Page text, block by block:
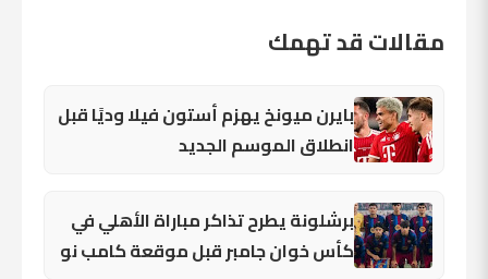
مقالات قد تهمك
بايرن ميونخ يهزم أستون فيلا وديًا قبل
انطلاق الموسم الجديد
برشلونة يطرح تذاكر مباراة الأهلي في
كأس خوان جامبر قبل موقعة كامب نو